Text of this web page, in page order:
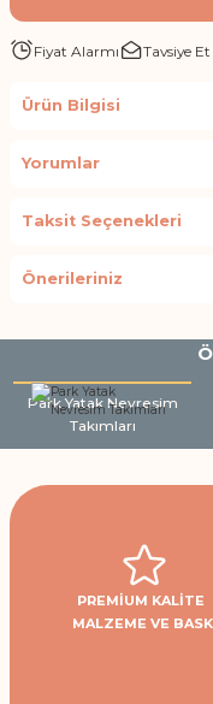
Fiyat Alarmı Tavsiye Et
Ürün Bilgisi
Yorumlar
Taksit Seçenekleri
Önerileriniz
Park Yatak Nevresim
Takımları
PREMİUM KALİTE
MALZEME VE